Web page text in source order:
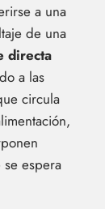
a una
de una
directa
a las
circula
espera